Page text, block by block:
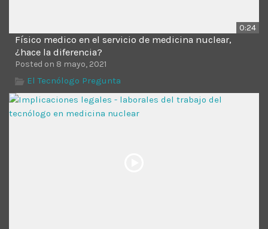
0:24
Físico medico en el servicio de medicina nuclear,
¿hace la diferencia?
Posted on 8 mayo, 2021
El Tecnólogo Pregunta